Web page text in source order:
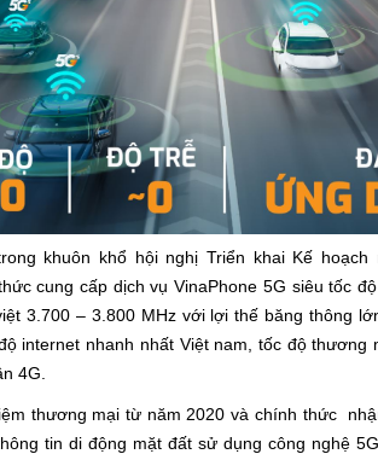
khuôn khổ hội nghị Triển khai Kế hoạch
cung cấp dịch vụ VinaPhone 5G siêu tốc
3.700 – 3.800 MHz với lợi thế băng thông
internet nhanh nhất Việt nam, tốc độ thương
4G.
thương mại từ năm 2020 và chính thức
tin di động mặt đất sử dụng công nghệ 5G